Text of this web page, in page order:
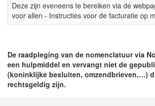
Deze zijn eveneens te bereiken via de
voor allen - Instructies voor de facturatie op
De raadpleging van de nomenclatuur via
een hulpmiddel en vervangt niet de
(koninklijke besluiten, omzendbrieven,…)
rechtsgeldig zijn.